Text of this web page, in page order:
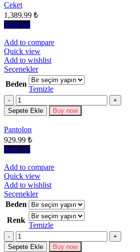
seçilebilir
Ceket
1,389.99 ₺
Sold out
Add to compare
Quick view
Add to wishlist
SeçeneklerBu
ürünün
birden
fazla
varyasyonu
var.
Beden
Temizle
Miktar
Sepete Ekle Buy now
Pantolon
929.99 ₺
Sold out
Add to compare
Quick view
Add to wishlist
SeçeneklerBu
ürünün
birden
fazla
varyasyonu
Seçenekler
Beden
Renk
Temizle
Miktar
Sepete Ekle Buy now